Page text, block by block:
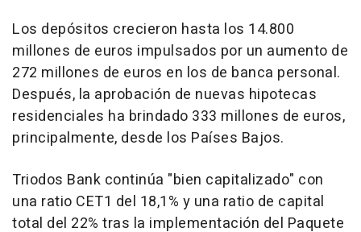
Los depósitos crecieron hasta los 14.800
millones de euros impulsados por un aumento de
272 millones de euros en los de banca personal.
Después, la aprobación de nuevas hipotecas
residenciales ha brindado 333 millones de euros,
principalmente, desde los Países Bajos.
Triodos Bank continúa "bien capitalizado" con
una ratio CET1 del 18,1% y una ratio de capital
total del 22% tras la implementación del Paquete